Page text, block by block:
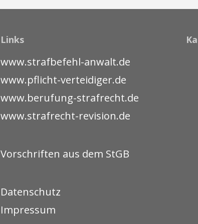
Links
www.strafbefehl-anwalt.de
www.pflicht-verteidiger.de
www.berufung-strafrecht.de
www.strafrecht-revision.de
Vorschriften aus dem StGB
Datenschutz
Impressum